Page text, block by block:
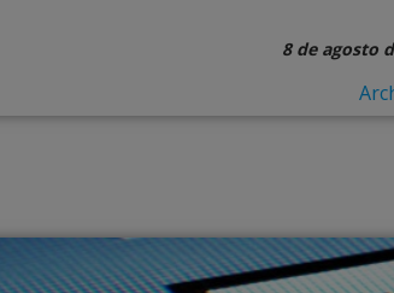
8 de agosto